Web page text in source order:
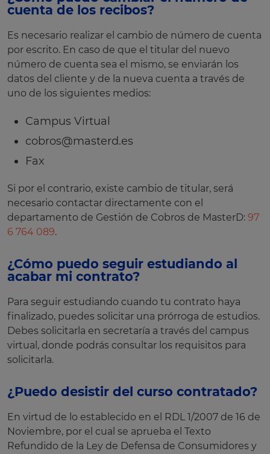
cuenta de los recibos?
Es necesario realizar el cambio de número de cuenta
por escrito. En caso de que el titular del nuevo
número de cuenta sea el mismo, se enviarán los
datos del cliente y de la nueva cuenta a través de
uno de los siguientes medios:
Campus Virtual
cobros@masterd.es
Fax
Si por el contrario, existe cambio de titular, será
necesario contactar directamente con el
departamento de Gestión de Cobros de MasterD: 97
6 764 089.
¿Cómo puedo seguir estudiando al
acabar mi contrato?
Para seguir estudiando cuando tu contrato haya
finalizado, puedes solicitar una prórroga de estudios.
Debes solicitarla en secretaría a través del campus
virtual, donde podrás consultar los requisitos para
solicitarla.
¿Puedo desistir del curso contratado?
En virtud de lo establecido en el RDL 1/2007 de 16 de
Noviembre, por el cual se aprueba el Texto
Refundido de la Ley de Defensa de Consumidores y